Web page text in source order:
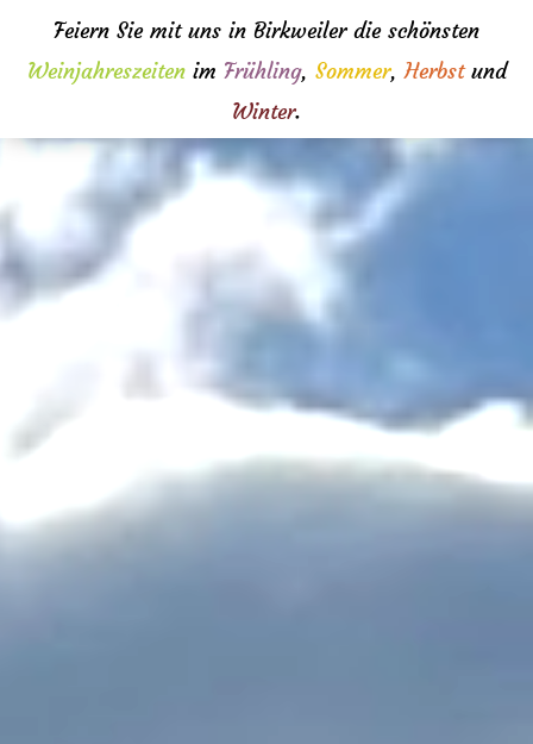
Feiern Sie mit uns in Birkweiler die schönsten
Weinjahreszeitenim Frühling, Sommer,Herbstund
Winter.